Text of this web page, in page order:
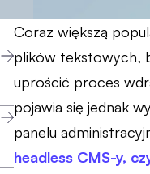
Coraz większą
plików tekstowych,
uprościć proces
pojawia się jednak
panelu
headless CMS-y,